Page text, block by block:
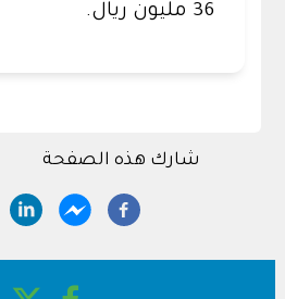
36 مليون ريال.
شارك هذه الصفحة